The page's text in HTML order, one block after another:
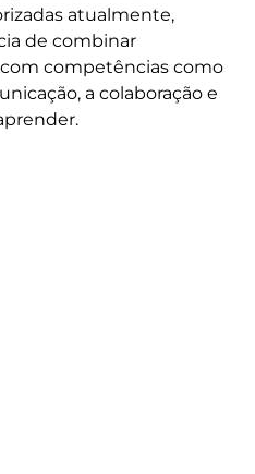
atualmente,
de combinar
competências como
a colaboração e